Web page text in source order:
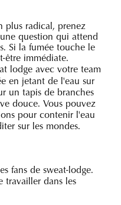
plus radical, prenez
question qui attend
Si la fumée touche le
être immédiate.
lodge avec votre team
en jetant de l'eau sur
un tapis de branches
douce. Vous pouvez
pour contenir l'eau
sur les mondes.
fans de sweat-lodge.
travailler dans les